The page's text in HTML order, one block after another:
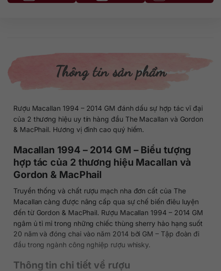
Thông tin sản phẩm
Rượu Macallan 1994 – 2014 GM đánh dấu sự hợp tác vĩ đại
của 2 thương hiệu uy tín hàng đầu The Macallan và Gordon
& MacPhail. Hương vị đỉnh cao quý hiếm.
Macallan 1994 – 2014 GM – Biểu tượng
hợp tác của 2 thương hiệu Macallan và
Gordon & MacPhail
Truyền thống và chất rượu mạch nha đơn cất của The
Macallan càng được nâng cấp qua sự chế biến điêu luyện
đến từ Gordon & MacPhail. Rượu Macallan 1994 – 2014 GM
ngâm ủ tỉ mỉ trong những chiếc thùng sherry hảo hạng suốt
20 năm và đóng chai vào năm 2014 bởi GM – Tập đoàn đi
đầu trong ngành công nghiệp rượu whisky.
Thông tin chi tiết về rượu